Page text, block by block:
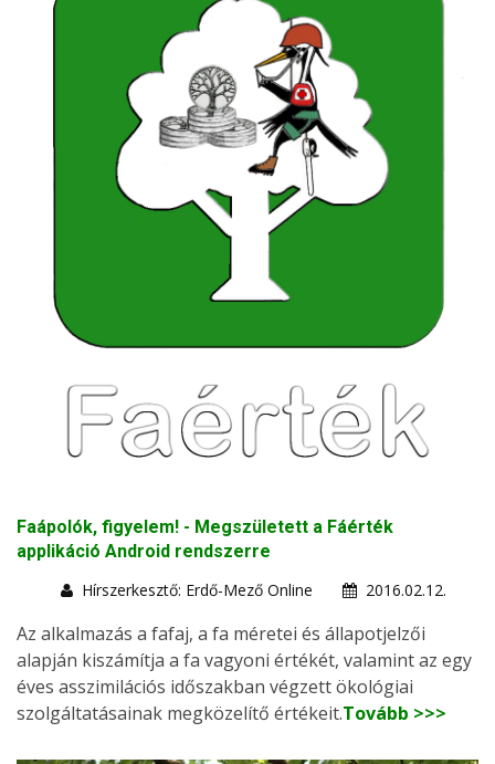
Faápolók, figyelem! - Megszületett a Fáérték
applikáció Android rendszerre
Hírszerkesztő: Erdő-Mező Online
2016.02.12.
Az alkalmazás a fafaj, a fa méretei és állapotjelzői
alapján kiszámítja a fa vagyoni értékét, valamint az egy
éves asszimilációs időszakban végzett ökológiai
szolgáltatásainak megközelítő értékeit.Tovább >>>